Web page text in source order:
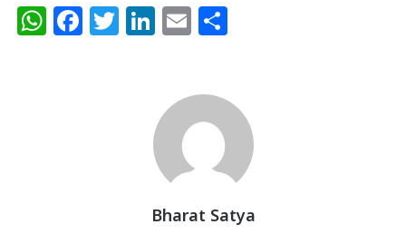
W F T Li
e
dI
n
E
l e
Bharat Satya